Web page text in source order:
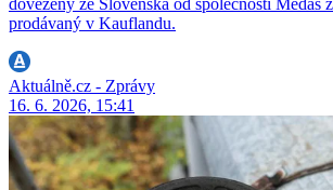
dovezený ze Slovenska od společnosti Medas
prodávaný v Kauflandu.
Aktuálně.cz - Zprávy
16. 6. 2026, 15:41